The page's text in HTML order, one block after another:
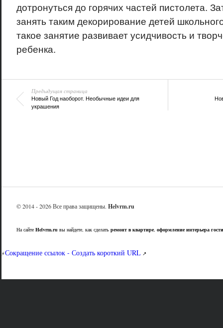
дотронуться до горячих частей пистолета.
занять таким декорирование детей
такое занятие развивает усидчивость и
ребенка.
Предыдущая страница
Новый Год наоборот. Необычные идеи для
украшения
© 2014 - 2026 Все права защищены. Helvrm.ru
На сайте Helvrm.ru вы найдете, как сделать ремонт в квартире, оформление интерьера
⚡Сокращение ссылок - Создать короткий URL↗